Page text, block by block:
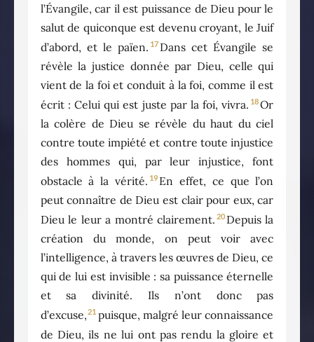
l’Évangile, car il est puissance de Dieu pour le
salut de quiconque est devenu croyant, le Juif
d’abord, et le païen. 17 Dans cet Évangile se
révèle la justice donnée par Dieu, celle qui
vient de la foi et conduit à la foi, comme il est
écrit : Celui qui est juste par la foi, vivra. 18Or
la colère de Dieu se révèle du haut du ciel
contre toute impiété et contre toute injustice
des hommes qui, par leur injustice, font
obstacle à la vérité. 19 En effet, ce que l’on
peut connaître de Dieu est clair pour eux, car
Dieu le leur a montré clairement. 20 Depuis la
création du monde, on peut voir avec
l’intelligence, à travers les œuvres de Dieu, ce
qui de lui est invisible : sa puissance éternelle
et sa divinité. Ils n’ont donc pas
d’excuse,21 puisque, malgré leur connaissance
de Dieu, ils ne lui ont pas rendu la gloire et